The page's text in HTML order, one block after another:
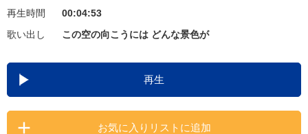
お知らせ よくあるご質問
DAMの新曲・ランキングなど
カラオケ最新情報をチェック！
再生時間
00:04:53
歌い出し
この空の向こうには どんな景色が
再生
お気に入りリストに追加